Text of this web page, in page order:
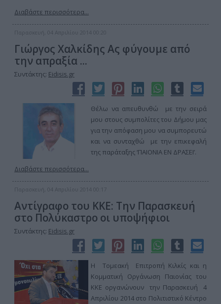
Διαβάστε περισσότερα...
Παρασκευή, 04 Απριλίου 2014 00:20
Γιώργος Χαλκίδης Ας φύγουμε από
την απραξία ...
Συντάκτης: Eidisis.gr
Θέλω να απευθυνθώ με την σειρά
μου στους συμπολίτες του Δήμου μας
για την απόφαση μου να συμπορευτώ
και να συνταχθώ με την επικεφαλή
της παράταξης ‘ΠΑΙΟΝΙΑ ΕΝ ΔΡΑΣΕΙ’.
Διαβάστε περισσότερα...
Παρασκευή, 04 Απριλίου 2014 00:17
Αντίγραφο του ΚΚΕ: Την Παρασκευή
στο Πολύκαστρο οι υποψήφιοι
Συντάκτης: Eidisis.gr
Η Τομεακή Επιτροπή Κιλκίς και η
Κομματική Οργάνωση Παιονίας του
ΚΚΕ οργανώνουν την Παρασκευή 4
Απριλίου 2014 στο Πολιτιστικό Κέντρο